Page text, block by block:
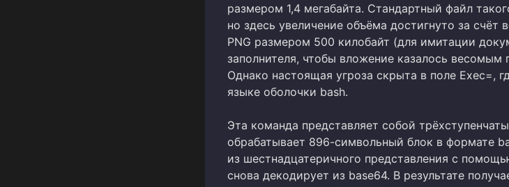
размером 1,4 мегабайта. Стандартный файл
но здесь увеличение объёма достигнуто за счёт
PNG размером 500 килобайт (для имитации
заполнителя, чтобы вложение казалось весомым
Однако настоящая угроза скрыта в поле Exec=,
языке оболочки bash.
Эта команда представляет собой
обрабатывает 896-символьный блок в формате
из шестнадцатеричного представления с
снова декодирует из base64. В результате